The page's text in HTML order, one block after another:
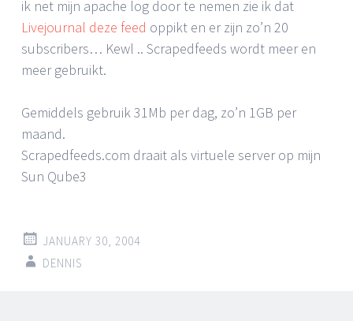
ik net mijn apache log door te nemen zie ik dat
Livejournal deze feed oppikt en er zijn zo’n 20
subscribers… Kewl .. Scrapedfeeds wordt meer en
meer gebruikt.
Gemiddels gebruik 31Mb per dag, zo’n 1GB per
maand.
Scrapedfeeds.com draait als virtuele server op mijn
Sun Qube3
JANUARY 30, 2004
DENNIS